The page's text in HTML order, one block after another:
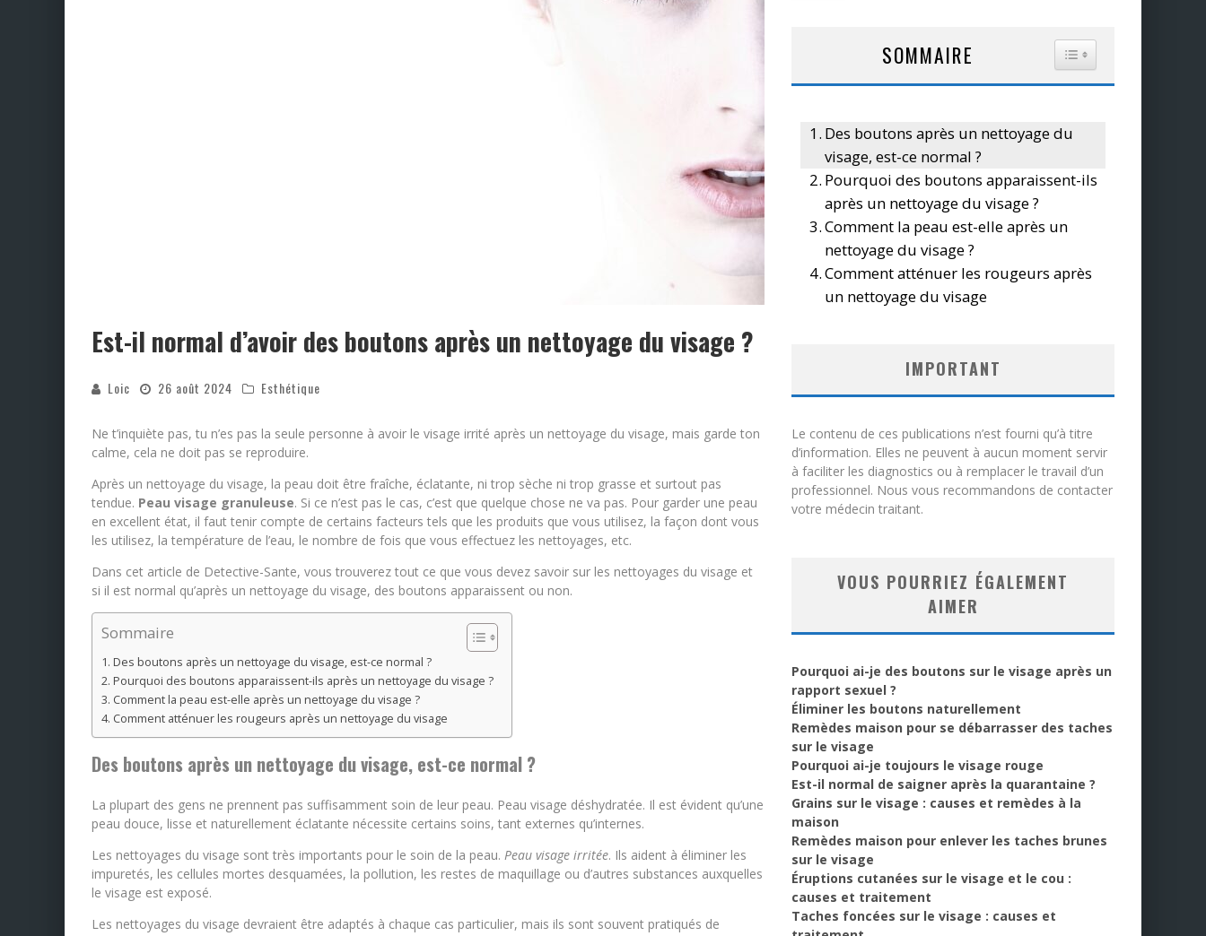
Est-il normal d’avoir des boutons après un nettoyage du visage ?
Loic 26 août 2024 Esthétique
Ne t’inquiète pas, tu n’es pas la seule personne à avoir le visage irrité après un nettoyage du visage, mais garde ton
calme, cela ne doit pas se reproduire.
Après un nettoyage du visage, la peau doit être fraîche, éclatante, ni trop sèche ni trop grasse et surtout pas
tendue. Peau visage granuleuse. Si ce n’est pas le cas, c’est que quelque chose ne va pas. Pour garder une peau
en excellent état, il faut tenir compte de certains facteurs tels que les produits que vous utilisez, la façon dont vous
les utilisez, la température de l’eau, le nombre de fois que vous effectuez les nettoyages, etc.
Dans cet article de Detective-Sante, vous trouverez tout ce que vous devez savoir sur les nettoyages du visage et
si il est normal qu’après un nettoyage du visage, des boutons apparaissent ou non.
Sommaire
Des boutons après un nettoyage du visage, est-ce normal ?
Pourquoi des boutons apparaissent-ils après un nettoyage du visage ?
Comment la peau est-elle après un nettoyage du visage ?
Comment atténuer les rougeurs après un nettoyage du visage
Des boutons après un nettoyage du visage, est-ce normal ?
La plupart des gens ne prennent pas suffisamment soin de leur peau. Peau visage déshydratée. Il est évident qu’une
peau douce, lisse et naturellement éclatante nécessite certains soins, tant externes qu’internes.
Les nettoyages du visage sont très importants pour le soin de la peau. Peau visage irritée. Ils aident à éliminer les
impuretés, les cellules mortes desquamées, la pollution, les restes de maquillage ou d’autres substances auxquelles
le visage est exposé.
Les nettoyages du visage devraient être adaptés à chaque cas particulier, mais ils sont souvent pratiqués de
SOMMAIRE TOGGLE TABLE OF
Des boutons après un nettoyage du
visage, est-ce normal ?
Pourquoi des boutons apparaissent-ils
après un nettoyage du visage ?
Comment la peau est-elle après un
nettoyage du visage ?
Comment atténuer les rougeurs après
un nettoyage du visage
IMPORTANT
Le contenu de ces publications n’est fourni qu’à titre
d’information. Elles ne peuvent à aucun moment servir
à faciliter les diagnostics ou à remplacer le travail d’un
professionnel. Nous vous recommandons de contacter
votre médecin traitant.
VOUS POURRIEZ ÉGALEMENT
AIMER
Pourquoi ai-je des boutons sur le visage après un
rapport sexuel ?
Éliminer les boutons naturellement
Remèdes maison pour se débarrasser des taches
sur le visage
Pourquoi ai-je toujours le visage rouge
Est-il normal de saigner après la quarantaine ?
Grains sur le visage : causes et remèdes à la
maison
Remèdes maison pour enlever les taches brunes
sur le visage
Éruptions cutanées sur le visage et le cou :
causes et traitement
Taches foncées sur le visage : causes et